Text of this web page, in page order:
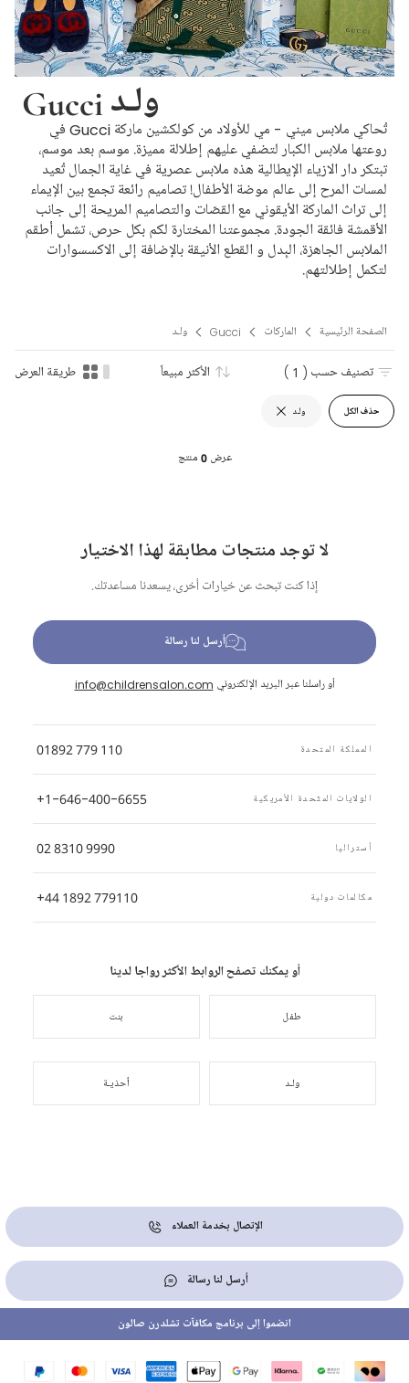
Gucci ولـد
تُحاكي ملابس ميني - مي للأولاد من كولكشين ماركة Gucci في
روعتها ملابس الكبار لتضفي عليهم إطلالة مميزة. موسم بعد موسم،
تبتكر دار الازياء الإيطالية هذه ملابس عصرية في غاية الجمال تُعيد
لمسات المرح إلى عالم موضة الأطفال! تصاميم رائعة تجمع بين الإيماء
إلى تراث الماركة الأيقوني مع القصّات والتصاميم المريحة إلى جانب
الأقمشة فائقة الجودة. مجموعتنا المختارة لكم بكل حرص، تشمل أطقم
الملابس الجاهزة، البِدل و القطع الأنيقة بالإضافة إلى الاكسسوارات
لتكمل إطلالتهم.
الصفحة الرئيسية الماركات Gucci ولـد
حذف الكل ولـد
تصنيف حسب ( 1 ) الأكثر مبيعاً طريقة العرض
عرض0 منتج
لا توجد منتجات مطابقة لهذا الاختيار
إذا كنت تبحث عن خيارات أخرى، يسعدنا مساعدتك.
أرسل لنا رسالة
أو راسلنا عبر البريد الإلكتروني info@childrensalon.com
المملكة المتحدة 01892 779 110
الولايات المتّحدة الأمريكية +1-646-400-6655
أستراليا 02 8310 9990
مكالمات دولية +44 1892 779110
أو يمكنك تصفح الروابط الأكثر رواجا لدينا
طفل بنت
ولـد أحذيـة
الإتصال بخدمة العملاء
أرسل لنا رسالة
انضموا إلى برنامج مكافآت تشلدرن صالون